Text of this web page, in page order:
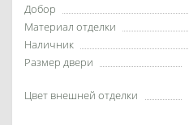
Добор
Материал отделки
Наличник
Размер двери
Цвет внешней отделки